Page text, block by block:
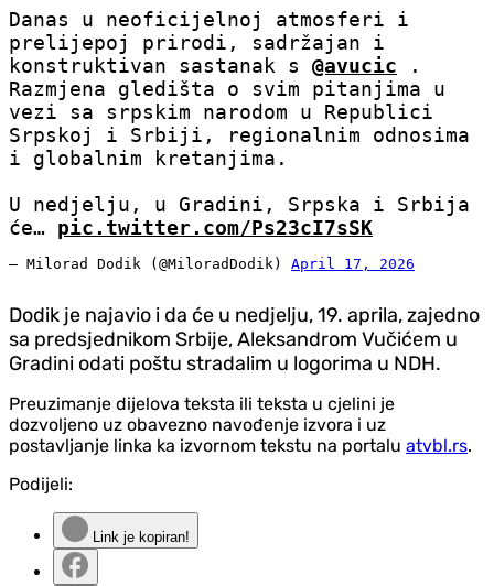
Danas u neoficijelnoj atmosferi i
prelijepoj prirodi, sadržajan i
konstruktivan sastanak s @avucic .
Razmjena gledišta o svim pitanjima u
vezi sa srpskim narodom u Republici
Srpskoj i Srbiji, regionalnim odnosima
i globalnim kretanjima.
U nedjelju, u Gradini, Srpska i Srbija
će… pic.twitter.com/Ps23cI7sSK
— Milorad Dodik (@MiloradDodik) April 17, 2026
Dodik je najavio i da će u ned‌jelju, 19. aprila, zajedno
sa predsjednikom Srbije, Aleksandrom Vučićem u
Gradini odati poštu stradalim u logorima u NDH.
Preuzimanje dijelova teksta ili teksta u cjelini je
dozvoljeno uz obavezno navođenje izvora i uz
postavljanje linka ka izvornom tekstu na portalu atvbl.rs.
Podijeli:
Link je kopiran!